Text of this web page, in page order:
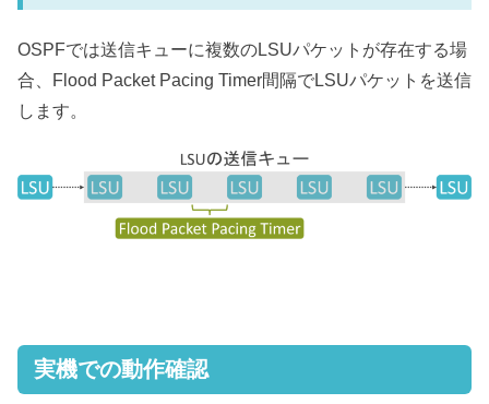
OSPFでは送信キューに複数のLSUパケットが存在する場
合、Flood Packet Pacing Timer間隔でLSUパケットを送信
します。
実機での動作確認